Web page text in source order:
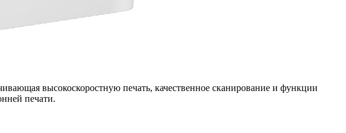
высокоскоростную печать, качественное сканирование и функции
печати.